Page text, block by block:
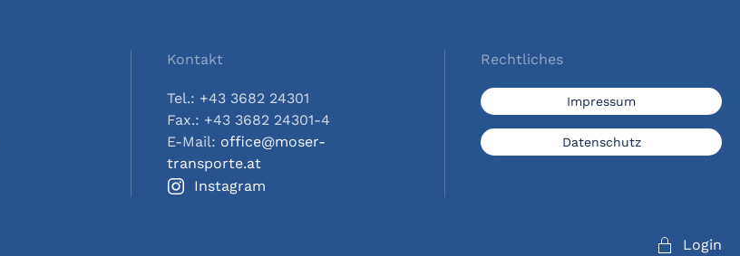
Kontakt
Tel.: +43 3682 24301
Fax.: +43 3682 24301-4
E-Mail: office@moser-
transporte.at
Instagram
Rechtliches
Impressum
Datenschutz
Login